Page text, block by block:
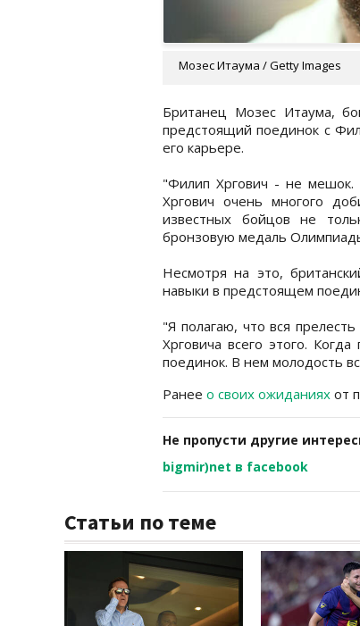
Мозес Итаума / Getty Images
Британец Мозес Итаума,
предстоящий поединок с
его карьере.
"Филип Хргович - не мешок.
Хргович очень многого
известных бойцов не
бронзовую медаль
Несмотря на это,
навыки в предстоящем
"Я полагаю, что вся
Хрговича всего этого.
поединок. В нем молодость
Ранее о своих ожиданиях от
Не пропусти другие
bigmir)net в facebook
Статьи по теме